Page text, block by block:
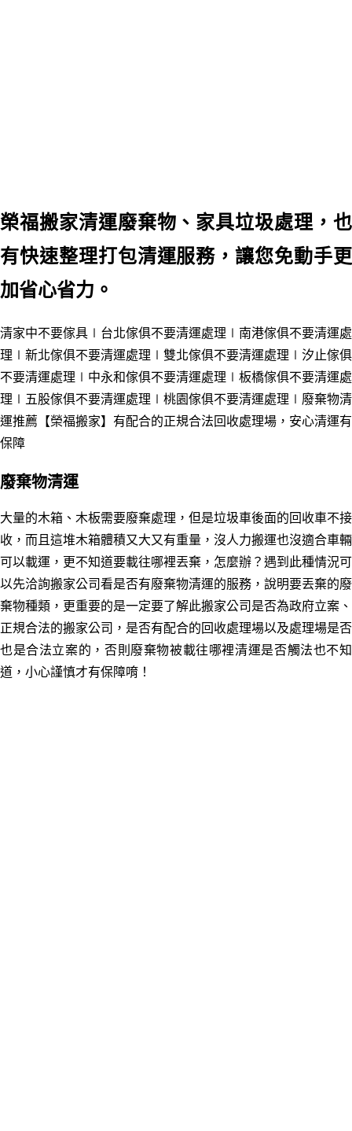
榮福搬家清運廢棄物、家具垃圾處理，也
有快速整理打包清運服務，讓您免動手更
加省心省力。
清家中不要傢具∣台北傢俱不要清運處理∣南港傢俱不要清運處
理∣新北傢俱不要清運處理∣雙北傢俱不要清運處理∣汐止傢俱
不要清運處理∣中永和傢俱不要清運處理∣板橋傢俱不要清運處
理∣五股傢俱不要清運處理∣桃園傢俱不要清運處理∣ 廢棄物清
運推薦 【榮福搬家】有配合的正規合法回收處理場，安心清運有
保障
廢棄物清運
大量的木箱、木板需要廢棄處理，但是垃圾車後面的回收車不接
收，而且這堆木箱體積又大又有重量，沒人力搬運也沒適合車輛
可以載運，更不知道要載往哪裡丟棄，怎麼辦？遇到此種情況可
以先洽詢搬家公司看是否有廢棄物清運的服務，說明要丟棄的廢
棄物種類，更重要的是一定要了解此搬家公司是否為政府立案、
正規合法的搬家公司，是否有配合的回收處理場以及處理場是否
也是合法立案的，否則廢棄物被載往哪裡清運是否觸法也不知
道，小心謹慎才有保障唷！